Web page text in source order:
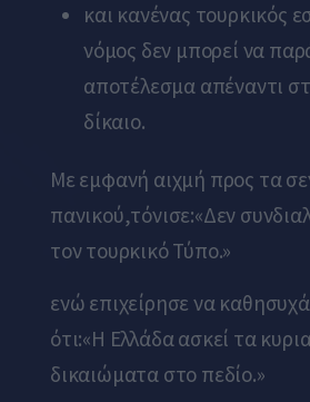
και κανένας τουρκικός
νόμος δεν μπορεί να
αποτέλεσμα απέναντι
δίκαιο.
Με εμφανή αιχμή προς τα
πανικού,τόνισε:«Δεν
τον τουρκικό Τύπο.»
ενώ επιχείρησε να
ότι:«Η Ελλάδα ασκεί τα
δικαιώματα στο πεδίο.»